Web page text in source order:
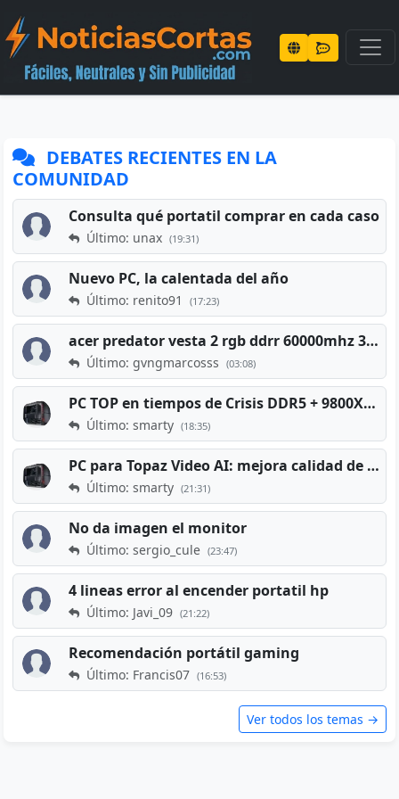
DEBATES RECIENTES EN LA
COMUNIDAD
Consulta qué portatil comprar en cada caso
Último: unax (19:31)
Nuevo PC, la calentada del año
Último: renito91 (17:23)
acer predator vesta 2 rgb ddrr 60000mhz 32gb x2 16gb
Último: gvngmarcosss (03:08)
PC TOP en tiempos de Crisis DDR5 + 9800X3D + RTX 5080 [2026][2400€]
Último: smarty (18:35)
PC para Topaz Video AI: mejora calidad de vídeos viejos
Último: smarty (21:31)
No da imagen el monitor
Último: sergio_cule (23:47)
4 lineas error al encender portatil hp
Último: Javi_09 (21:22)
Recomendación portátil gaming
Último: Francis07 (16:53)
Ver todos los temas →